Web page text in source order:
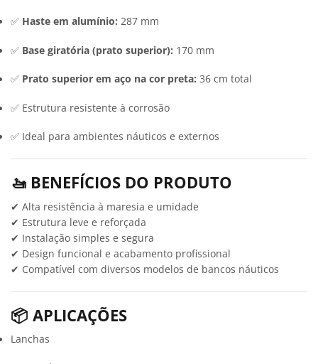
✅ Haste em alumínio: 287 mm
✅ Base giratória (prato superior): 170 mm
✅ Prato superior em aço na cor preta: 36 cm total
✅ Estrutura resistente à corrosão
✅ Ideal para ambientes náuticos e externos
🚤 BENEFÍCIOS DO PRODUTO
✔ Alta resistência à maresia e umidade
✔ Estrutura leve e reforçada
✔ Instalação simples e segura
✔ Design funcional e acabamento profissional
✔ Compatível com diversos modelos de bancos náuticos
📦 APLICAÇÕES
Lanchas